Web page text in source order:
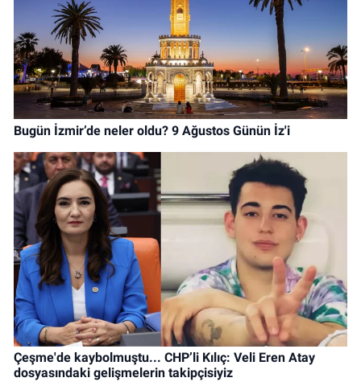
Bugün İzmir’de neler oldu? 9 Ağustos Günün İz'i
Çeşme'de kaybolmuştu... CHP’li Kılıç: Veli Eren Atay
dosyasındaki gelişmelerin takipçisiyiz